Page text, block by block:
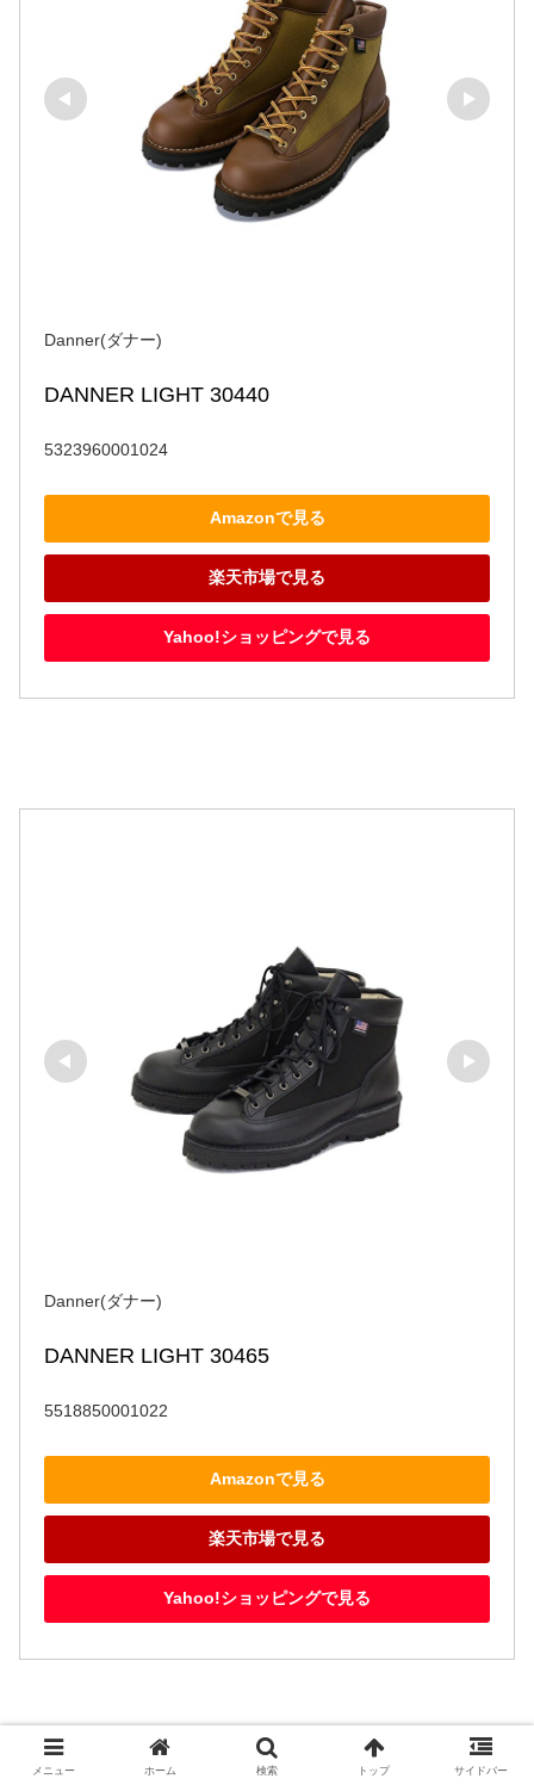
Danner(ダナー)
DANNER LIGHT 30440
5323960001024
Amazonで見る
楽天市場で見る
Yahoo!ショッピングで見る
Danner(ダナー)
DANNER LIGHT 30465
5518850001022
Amazonで見る
楽天市場で見る
Yahoo!ショッピングで見る
メニュー ホーム 検索 トップ サイドバー